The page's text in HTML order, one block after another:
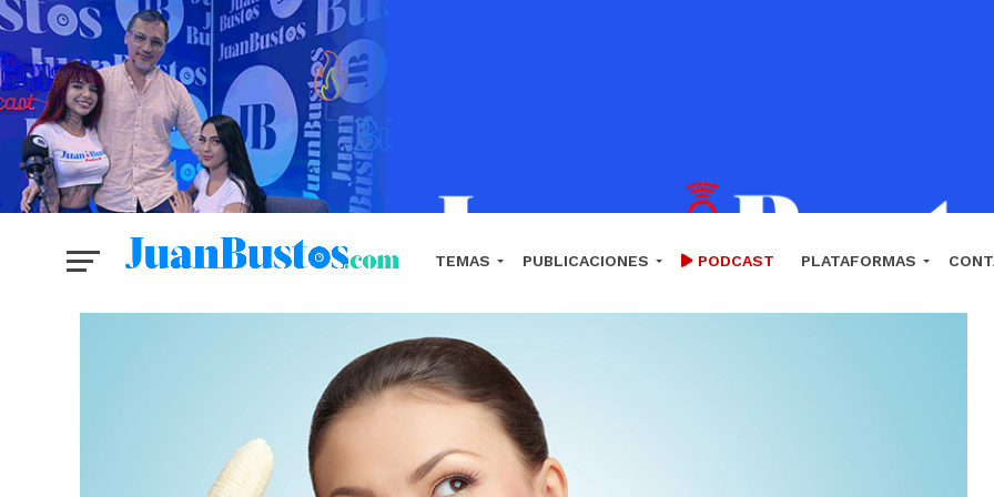
TEMAS PUBLICACIONES PODCAST PLATAFORMAS